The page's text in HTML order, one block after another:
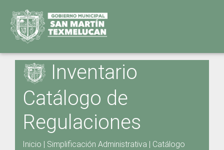
Inventario
Catálogo de
Regulaciones
Inicio | Simplificación Administrativa | Catálogo